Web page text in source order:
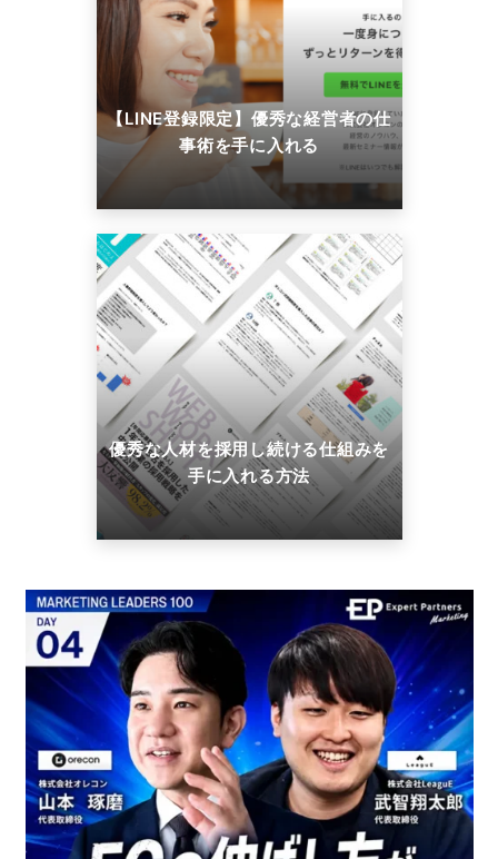
【LINE登録限定】優秀な経営者の仕
事術を手に入れる
優秀な人材を採用し続ける仕組みを
手に入れる方法